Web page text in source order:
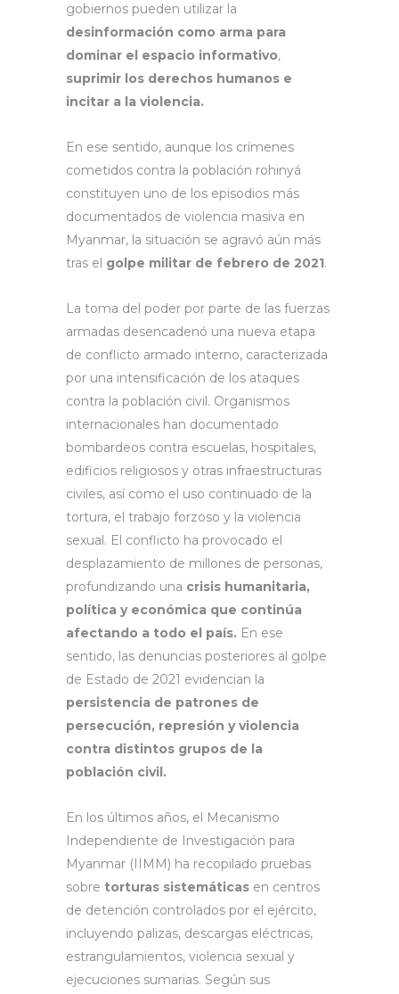
gobiernos pueden utilizar la
desinformación como arma para
dominar el espacio informativo,
suprimir los derechos humanos e
incitar a la violencia.
En ese sentido, aunque los crímenes
cometidos contra la población rohinyá
constituyen uno de los episodios más
documentados de violencia masiva en
Myanmar, la situación se agravó aún más
tras el golpe militar de febrero de 2021.
La toma del poder por parte de las fuerzas
armadas desencadenó una nueva etapa
de conflicto armado interno, caracterizada
por una intensificación de los ataques
contra la población civil. Organismos
internacionales han documentado
bombardeos contra escuelas, hospitales,
edificios religiosos y otras infraestructuras
civiles, así como el uso continuado de la
tortura, el trabajo forzoso y la violencia
sexual. El conflicto ha provocado el
desplazamiento de millones de personas,
profundizando una crisis humanitaria,
política y económica que continúa
afectando a todo el país. En ese
sentido, las denuncias posteriores al golpe
de Estado de 2021 evidencian la
persistencia de patrones de
persecución, represión y violencia
contra distintos grupos de la
población civil.
En los últimos años, el Mecanismo
Independiente de Investigación para
Myanmar (IIMM) ha recopilado pruebas
sobre torturas sistemáticas en centros
de detención controlados por el ejército,
incluyendo palizas, descargas eléctricas,
estrangulamientos, violencia sexual y
ejecuciones sumarias. Según sus